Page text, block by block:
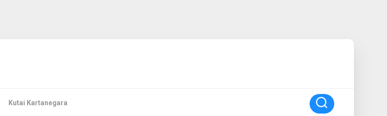
Kutai Kartanegara